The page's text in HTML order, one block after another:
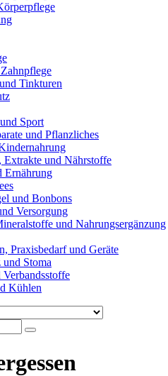
Tinkturen
Sport
und Pflanzliches
Extrakte und Nährstoffe
Ernährung
und Bonbons
Versorgung
und Nahrungsergänzung
Praxisbedarf und Geräte
Stoma
Verbandsstoffe
Kühlen